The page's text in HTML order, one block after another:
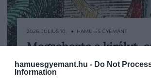
hamuesgyemant.hu - Do Not
Information
XV. Lajos francia királyra
seb nem volt halálos, a
2026. JÚLIUS 10. ● HAMU ÉS GYÉMÁNT
Megsebezte a királyt,
történelem